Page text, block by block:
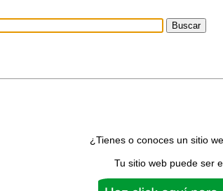
¿Tienes o conoces un sitio
Tu sitio web puede ser